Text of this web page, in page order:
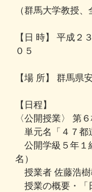
（群馬大学教授
【日 時】 平成２
０５
【場 所】 群馬県
【日程】
〈公開授業〉 第
単元名「４７都
公開学級５年１
名）
授業者 佐藤浩樹
授業の概要・「